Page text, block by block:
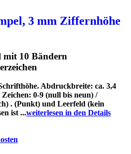
3 mm Ziffernhöhe
mit 10 Bändern
Abdruckbreite: ca. 3,4
0-9 (null bis neun) /
. (Punkt) und Leerfeld (kein
ist ...weiterlesen in den Details